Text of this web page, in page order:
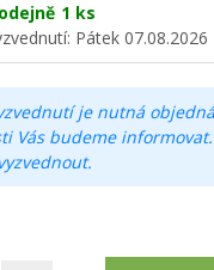
1 ks
Pátek 07.08.2026
je nutná
Vás budeme